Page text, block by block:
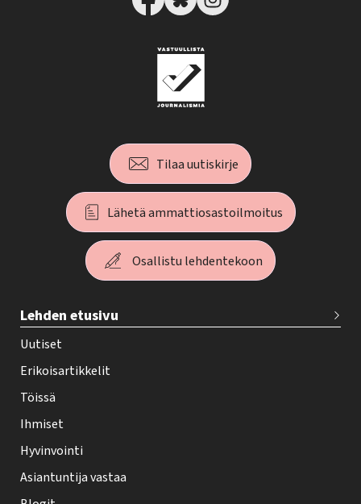
Tilaa uutiskirje
Lähetä ammattiosastoilmoitus
Osallistu lehdentekoon
e
h
y
-
e
h
t
Lehden etusivu
Uutiset
Erikoisartikkelit
Töissä
Ihmiset
Hyvinvointi
Asiantuntija vastaa